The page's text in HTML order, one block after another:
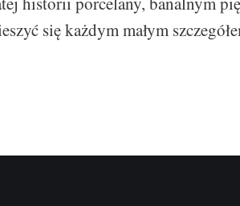
się każdym małym